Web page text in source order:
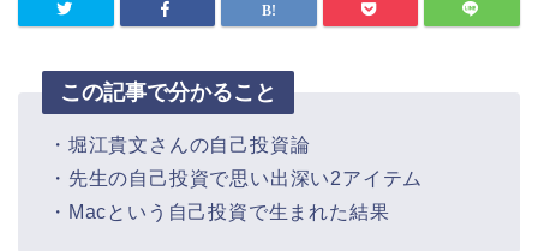
この記事で分かること
・堀江貴文さんの自己投資論
・先生の自己投資で思い出深い2アイテム
・Macという自己投資で生まれた結果